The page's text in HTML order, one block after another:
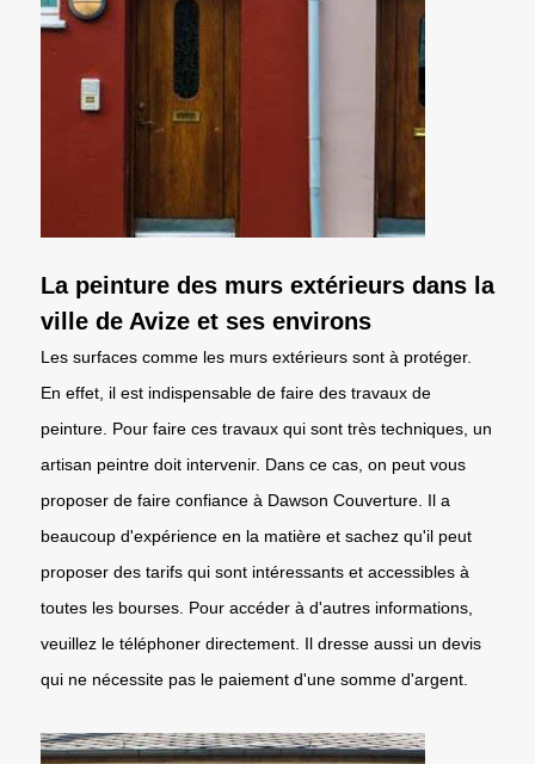
La peinture des murs extérieurs dans la
ville de Avize et ses environs
Les surfaces comme les murs extérieurs sont à protéger.
En effet, il est indispensable de faire des travaux de
peinture. Pour faire ces travaux qui sont très techniques, un
artisan peintre doit intervenir. Dans ce cas, on peut vous
proposer de faire confiance à Dawson Couverture. Il a
beaucoup d'expérience en la matière et sachez qu'il peut
proposer des tarifs qui sont intéressants et accessibles à
toutes les bourses. Pour accéder à d'autres informations,
veuillez le téléphoner directement. Il dresse aussi un devis
qui ne nécessite pas le paiement d'une somme d'argent.